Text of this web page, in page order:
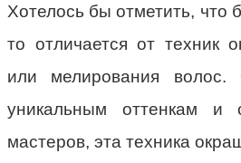
Хотелось бы отметить, что
то отличается от техник
или мелирования волос.
уникальным оттенкам и
мастеров, эта техника